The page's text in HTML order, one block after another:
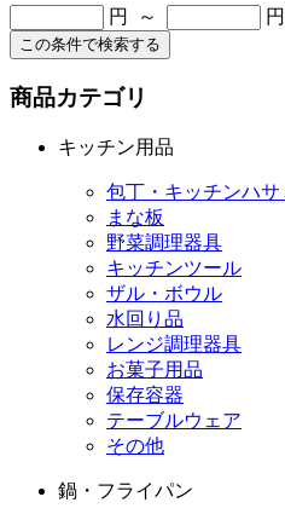
円 ～ 円
この条件で検索する
商品カテゴリ
キッチン用品
包丁・キッチンハサ
まな板
野菜調理器具
キッチンツール
ザル・ボウル
水回り品
レンジ調理器具
お菓子用品
保存容器
テーブルウェア
その他
鍋・フライパン